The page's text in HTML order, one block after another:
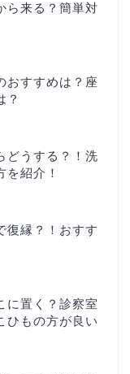
ら来る？簡単対
おすすめは？座
？
どうする？！洗
紹介！
復縁？！おすす
に置く？診察室
ひもの方が良い